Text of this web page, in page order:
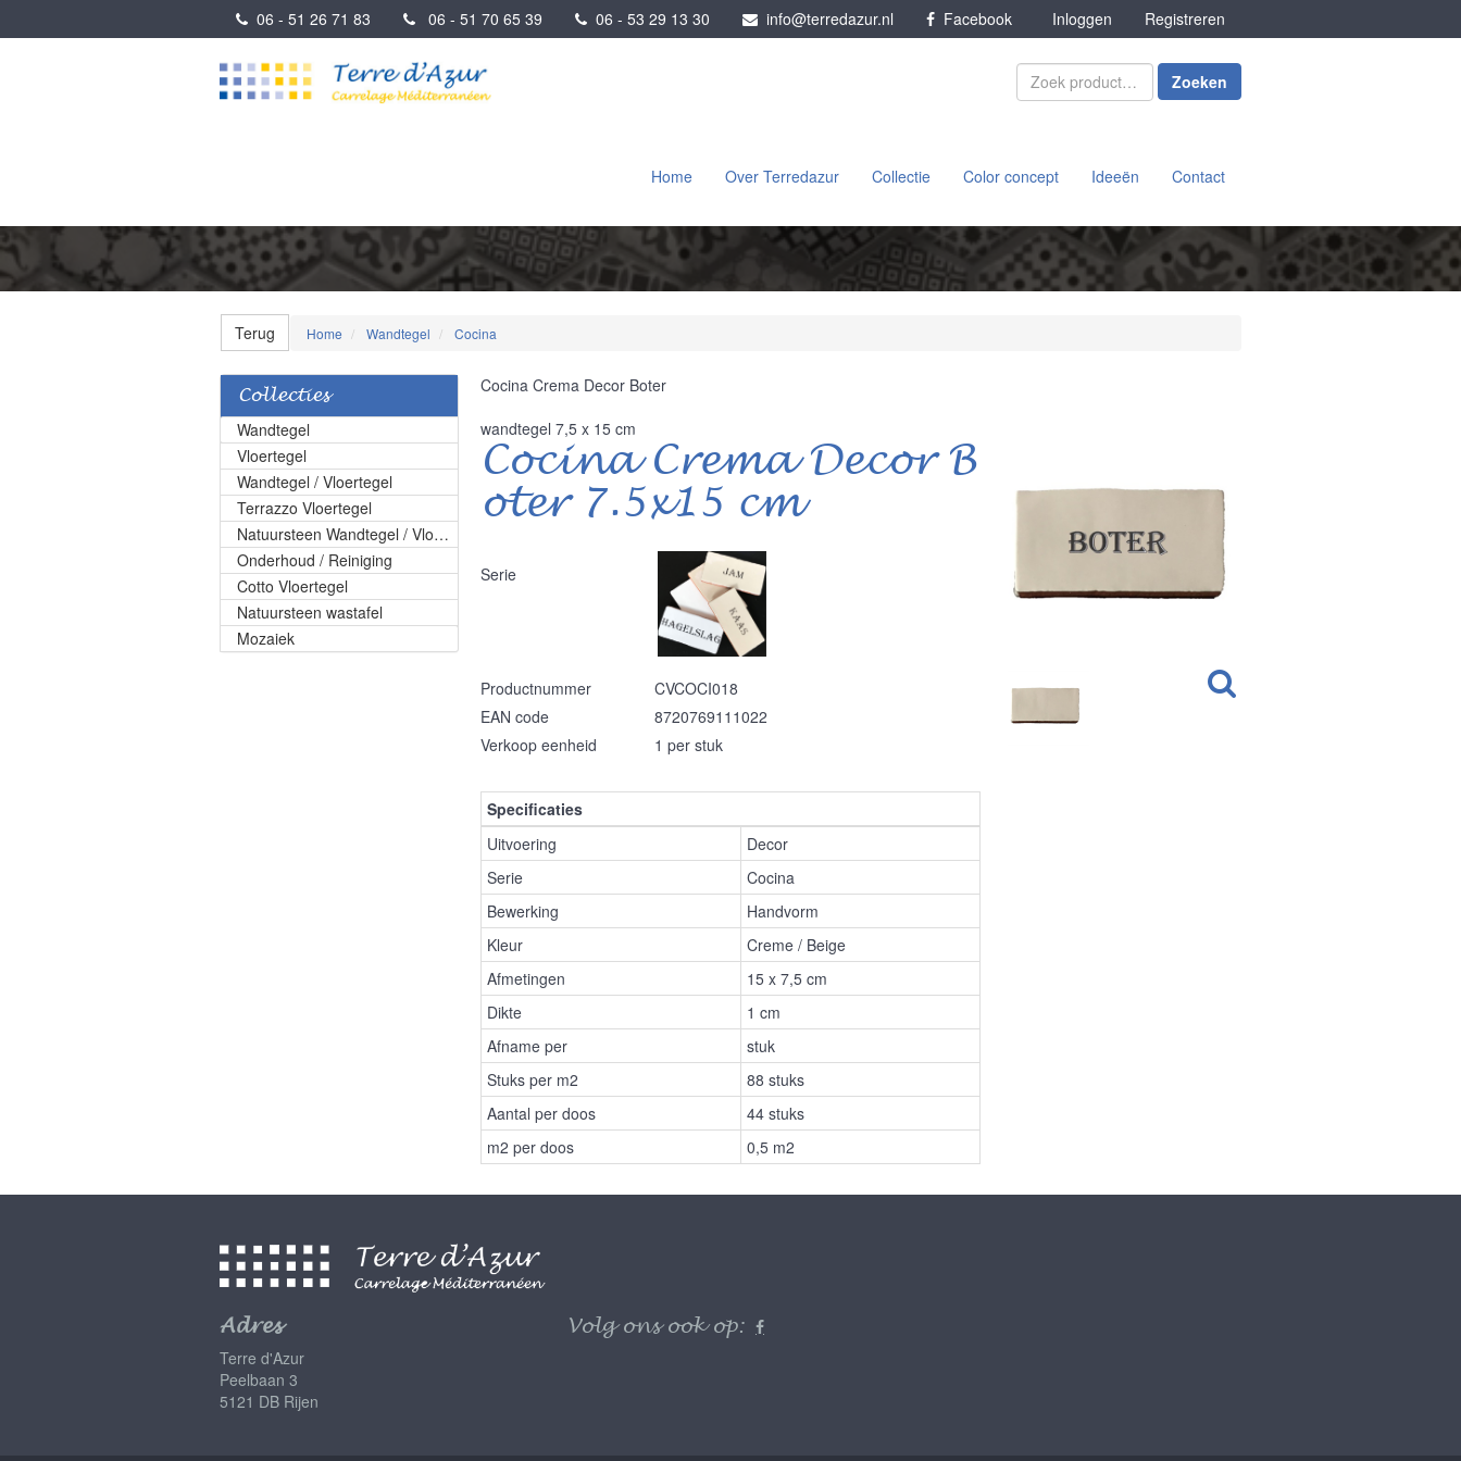
06 - 51 26 71 83 06 - 51 70 65 39 06 - 53 29 13 30 info@terredazur.nl Facebook Inloggen Registreren
Zoeken
Home Over Terredazur Collectie Color concept Ideeën Contact
Terug Home Wandtegel Cocina
Collecties
Wandtegel
Vloertegel
Wandtegel / Vloertegel
Terrazzo Vloertegel
Natuursteen Wandtegel / Vloertegel
Onderhoud / Reiniging
Cotto Vloertegel
Natuursteen wastafel
Mozaiek
Cocina Crema Decor Boter
wandtegel 7,5 x 15 cm
Cocina Crema Decor B
oter 7.5x15 cm
Serie
Productnummer
CVCOCI018
EAN code
8720769111022
Verkoop eenheid
1 per stuk
Specificaties
Uitvoering
Decor
Serie
Cocina
Bewerking
Handvorm
Kleur
Creme / Beige
Afmetingen
15 x 7,5 cm
Dikte
1 cm
Afname per
stuk
Stuks per m2
88 stuks
Aantal per doos
44 stuks
m2 per doos
0,5 m2
Adres
Terre d'Azur
Peelbaan 3
5121 DB Rijen
Volg ons ook op: